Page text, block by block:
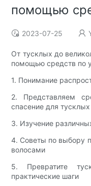
помощью
2023-07-25
От тусклых до
помощью средств по
1. Понимание
2. Представляем
спасение для
3. Изучение
4. Советы по выбору
волосами
5. Превратите
практические шаги